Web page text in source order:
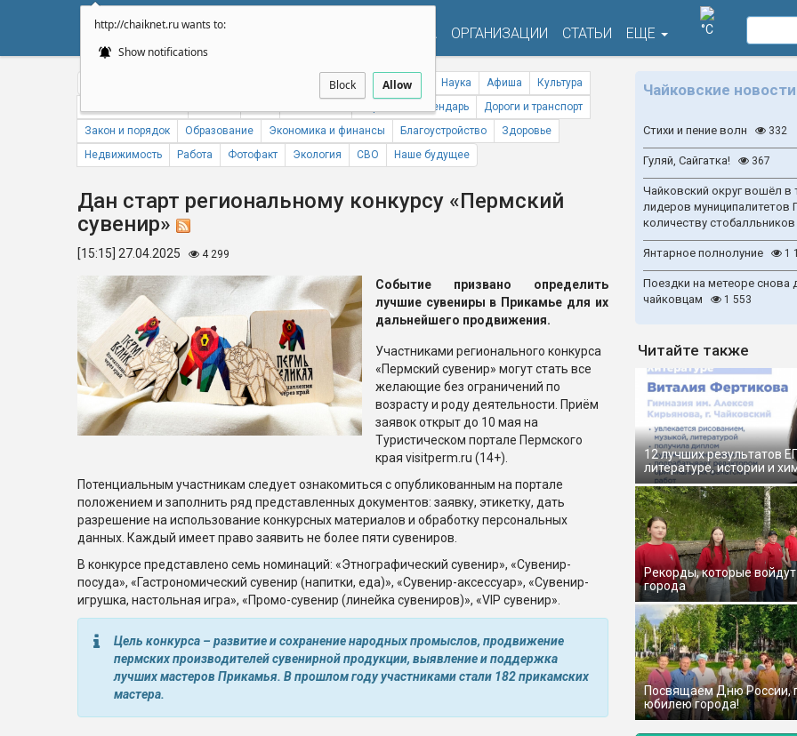
http://chaiknet.ru wants to:
Show notifications
Block Allow
АФИША ОРГАНИЗАЦИИ СТАТЬИ ЕЩЕ °C
Спорт Происшествия Наука Афиша
Культура
Народный календарь
Дороги и транспорт
Закон и порядок
Образование Экономика и финансы Благоустройство
Здоровье
Недвижимость
Работа Фотофакт Экология СВО Наше будущее
Дан старт региональному конкурсу «Пермский
сувенир»
[15:15] 27.04.2025 4 299
Событие призвано определить
лучшие сувениры в Прикамье для их
дальнейшего продвижения.
Участниками регионального конкурса
«Пермский сувенир» могут стать все
желаю­щие без ограничений по
возрасту и роду деятельности. Приём
заявок открыт до 10 мая на
Туристическом портале Пермского
края visitperm.ru (14+).
Потенциальным участникам следует ознакомиться с опубликованным на портале
положением и заполнить ряд представленных документов: заявку, этикетку, дать
разрешение на использование конкурсных материалов и обработку персональных
данных. Каждый имеет право заявить не более пяти сувениров.
В конкурсе представлено семь номинаций: «Этнографический сувенир», «Сувенир-
посуда», «Гастрономический сувенир (напитки, еда)», «Сувенир-аксессуар», «Сувенир-
игрушка, настольная игра», «Промо-сувенир (линейка сувениров)», «VIP сувенир».
Цель конкурса – развитие и сохранение народных промыслов, продвижение
пермских производителей сувенирной продукции, выявление и поддержка
лучших мастеров Прикамья. В прошлом году участниками стали 182 прикамских
мастера.
Чайковские новости
Стихи и пение волн 332
Гуляй, Сайгатка! 367
Чайковский округ вошёл в
лидеров муниципалитетов
количеству
Янтарное полнолуние 1
Поездки на метеоре снова
чайковцам
1 553
Читайте также
12 лучших результатов
литературе, истории и
Рекорды, которые
города
Посвящаем Дню России,
юбилею города!